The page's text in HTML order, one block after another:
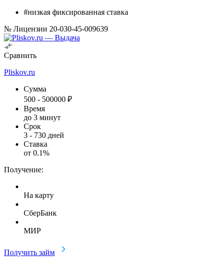
#низкая фиксированная ставка
№ Лицензии 20-030-45-009639
Сравнить
Pliskov.ru
Сумма
500 - 500000 ₽
Время
до 3 минут
Срок
3 - 730 дней
Ставка
от 0.1%
Получение:
На карту
СберБанк
МИР
Получить займ